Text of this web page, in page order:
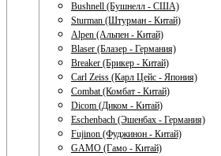
Bushnell (Бушнелл - США)
Sturman (Штурман - Китай)
Alpen (Альпен - Китай)
Blaser (Блазер - Германия)
Breaker (Брикер - Китай)
Carl Zeiss (Карл Цейс - Япония)
Combat (Комбат - Китай)
Dicom (Диком - Китай)
Eschenbach (Эшенбах - Германия)
Fujinon (Фуджинон - Китай)
GAMO (Гамо - Китай)